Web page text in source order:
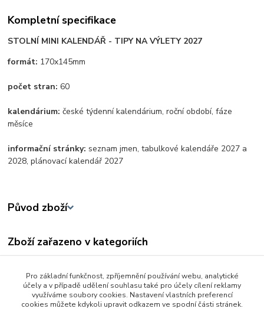
Kompletní specifikace
STOLNÍ MINI KALENDÁŘ - TIPY NA VÝLETY 2027
formát: 170x145mm
počet stran: 60
kalendárium: české týdenní kalendárium, roční období, fáze
měsíce
informační stránky: seznam jmen, tabulkové kalendáře 2027 a
2028, plánovací kalendář 2027
Původ zboží
Zboží zařazeno v kategoriích
Kalendáře a diáře
Kancelář a domácnost
Pro základní funkčnost, zpříjemnění používání webu, analytické
účely a v případě udělení souhlasu také pro účely cílení reklamy
využíváme soubory cookies. Nastavení vlastních preferencí
cookies můžete kdykoli upravit odkazem ve spodní části stránek.